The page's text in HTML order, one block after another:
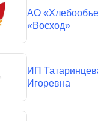
АО
«Восход»
ИП
Игоревна